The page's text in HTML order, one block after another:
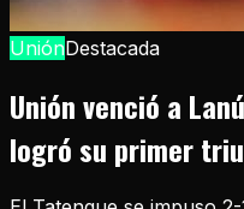
UniónDestacada
Unión venció a
logró su primer